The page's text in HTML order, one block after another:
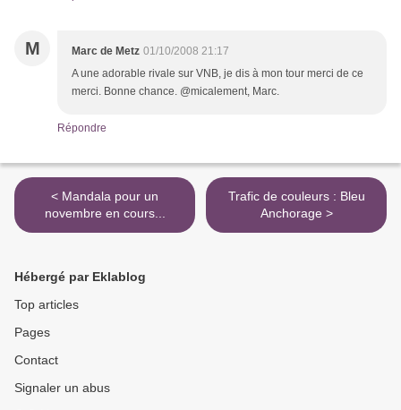
M Marc de Metz 01/10/2008 21:17
A une adorable rivale sur VNB, je dis à mon tour merci de ce
merci. Bonne chance. @micalement, Marc.
Répondre
< Mandala pour un
novembre en cours...
Trafic de couleurs : Bleu
Anchorage >
Hébergé par Eklablog
Top articles
Pages
Contact
Signaler un abus